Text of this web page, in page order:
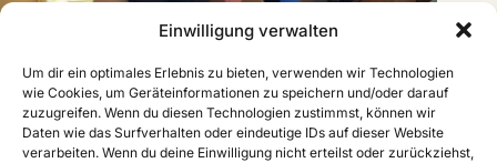
Einwilligung verwalten
Um dir ein optimales Erlebnis zu bieten, verwenden wir Technologien
wie Cookies, um Geräteinformationen zu speichern und/oder darauf
zuzugreifen. Wenn du diesen Technologien zustimmst, können wir
Daten wie das Surfverhalten oder eindeutige IDs auf dieser Website
verarbeiten. Wenn du deine Einwilligung nicht erteilst oder zurückziehst,